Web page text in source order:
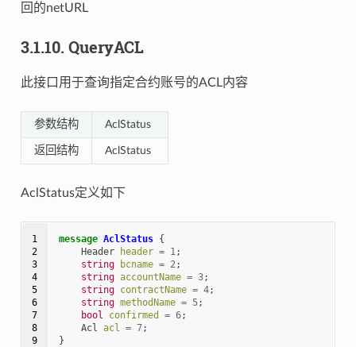
回的netURL
3.1.10. QueryACL
此接口用于查询指定合约账号的ACL内容
参数结构 AclStatus
返回结构 AclStatus
AclStatus定义如下
1
2
3
4
5
6
7
8
9
message AclStatus {
Header
header = 1;
string
bcname = 2;
string accountName = 3;
string contractName = 4;
string methodName = 5;
bool
confirmed = 6;
Acl acl = 7;
}